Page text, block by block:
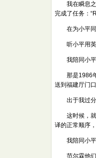
我在瞬息之
完成了任务：
在为小平同
听小平用英
我陪同小平
那是1986年
送到福建厅门
出于我过分
这时候，就
译的正常顺序
我陪同小平
范尔霖他们